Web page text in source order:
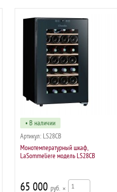
• В наличии
Артикул: LS28CB
Монотемпературный шкаф,
LaSommeliere модель LS28CB
65 000 р ×